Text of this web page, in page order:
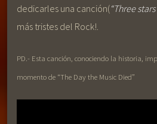
dedicarles una canción(“Three
más tristes del Rock!.
PD.- Esta canción, conociendo la historia,
momento de “The Day the Music Died”